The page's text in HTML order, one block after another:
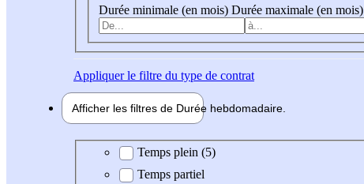
Durée minimale (en mois) Durée maximale (en mois)
Appliquerle filtre du type de contrat
Afficher les filtres de Durée hebdomadaire
Durée hebdomadaire
Temps plein (5)
Temps partiel